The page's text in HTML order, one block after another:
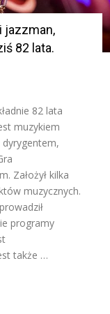
jazzman,
82 lata.
82 lata
muzykiem
Założył kilka
muzycznych.
programy
także …